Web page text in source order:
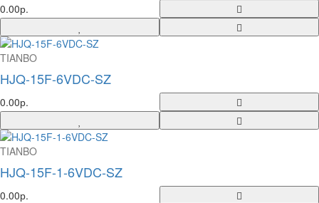
0.00р.
TIANBO
HJQ-15F-6VDC-SZ
0.00р.
TIANBO
HJQ-15F-1-6VDC-SZ
0.00р.